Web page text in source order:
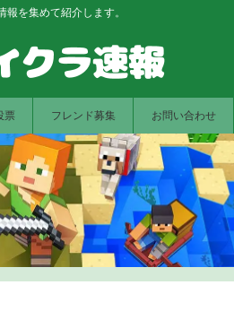
報を集めて紹介します。
票 フレンド募集 お問い合わせ